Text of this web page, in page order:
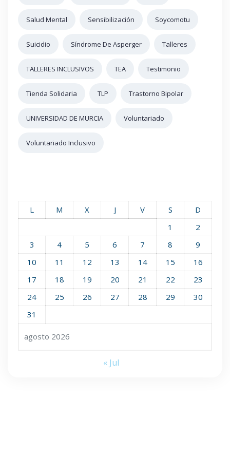
Salud Mental Sensibilización Soycomotu
Suicidio Síndrome De Asperger Talleres
TALLERES INCLUSIVOS TEA Testimonio
Tienda Solidaria TLP Trastorno Bipolar
UNIVERSIDAD DE MURCIA Voluntariado
Voluntariado Inclusivo
agosto 2026
L M X J V S
D
1
2
3
4 5 6 7 8
9
10
11 12 13 14 15
16
17
18 19 20 21 22
23
24
25 26 27 28 29
30
31
« Jul